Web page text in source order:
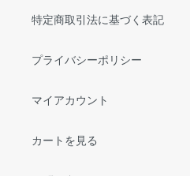
特定商取引法に基づく表記
プライバシーポリシー
マイアカウント
カートを見る